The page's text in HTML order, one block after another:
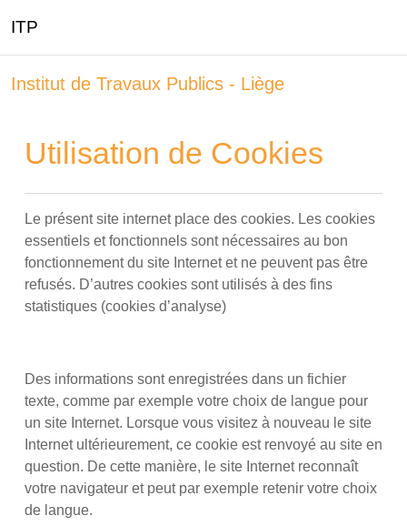
ITP
Institut de Travaux Publics - Liège
Utilisation de Cookies
Le présent site internet place des cookies. Les cookies
essentiels et fonctionnels sont nécessaires au bon
fonctionnement du site Internet et ne peuvent pas être
refusés. D’autres cookies sont utilisés à des fins
statistiques (cookies d’analyse)
Des informations sont enregistrées dans un fichier
texte, comme par exemple votre choix de langue pour
un site Internet. Lorsque vous visitez à nouveau le site
Internet ultérieurement, ce cookie est renvoyé au site en
question. De cette manière, le site Internet reconnaît
votre navigateur et peut par exemple retenir votre choix
de langue.